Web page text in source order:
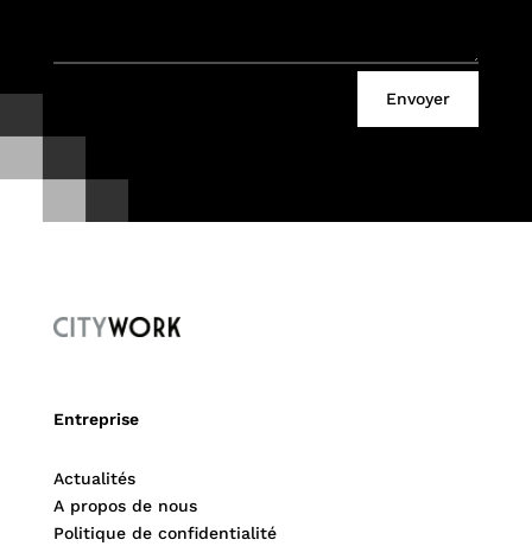
Envoyer
Entreprise
Actualités
A propos de nous
Politique de confidentialité